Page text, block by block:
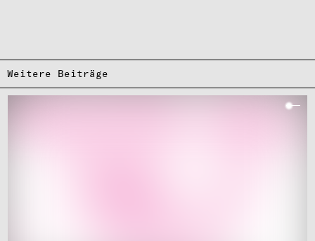
Weitere Beiträge